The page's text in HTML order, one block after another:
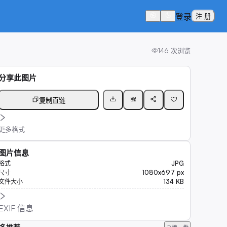
登录 注 册
146 次浏览
享此图片
复制直链
多格式
片信息
式 JPG
寸 1080x697 px
件大小 134 KB
信息